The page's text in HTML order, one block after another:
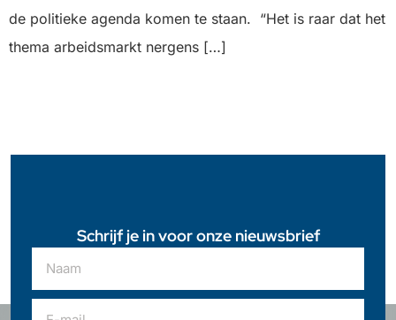
de politieke agenda komen te staan. “Het is raar dat het
thema arbeidsmarkt nergens […]
Schrijf je in voor onze nieuwsbrief